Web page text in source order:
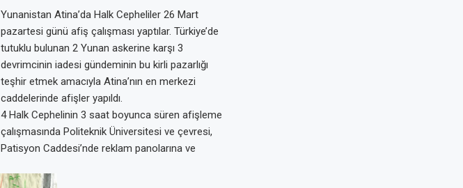
Yunanistan Atina’da Halk Cepheliler 26 Mart
pazartesi günü afiş çalışması yaptılar. Türkiye’de
tutuklu bulunan 2 Yunan askerine karşı 3
devrimcinin iadesi gündeminin bu kirli pazarlığı
teşhir etmek amacıyla Atina’nın en merkezi
caddelerinde afişler yapıldı.
4 Halk Cephelinin 3 saat boyunca süren afişleme
çalışmasında Politeknik Üniversitesi ve çevresi,
Patisyon Caddesi’nde reklam panolarına ve